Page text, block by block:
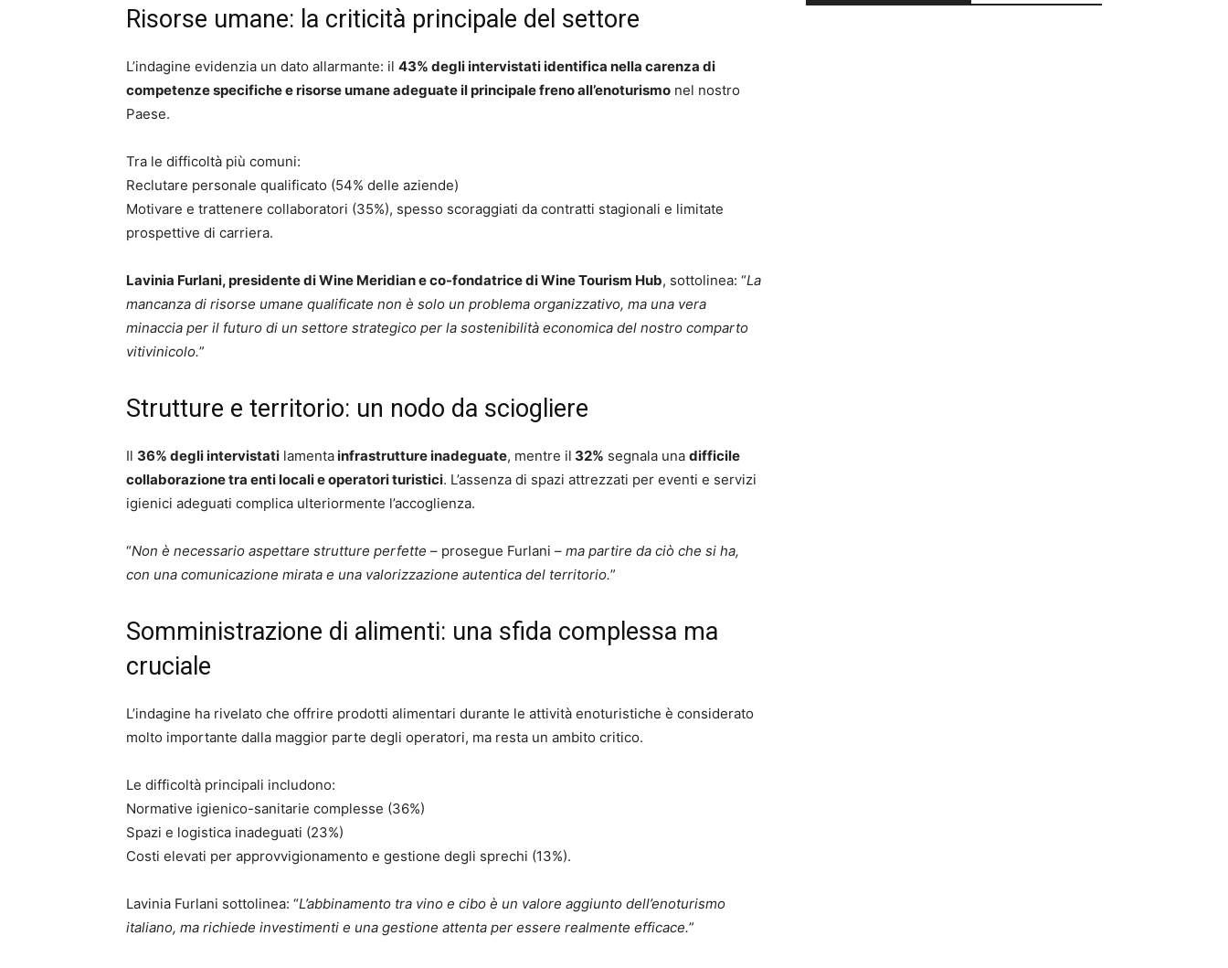
Risorse umane: la criticità principale del settore
L’indagine evidenzia un dato allarmante: il 43% degli intervistati identifica nella carenza di
competenze specifiche e risorse umane adeguate il principale freno all’enoturismo nel nostro
Paese.
Tra le difficoltà più comuni:
Reclutare personale qualificato (54% delle aziende)
Motivare e trattenere collaboratori (35%), spesso scoraggiati da contratti stagionali e limitate
prospettive di carriera.
Lavinia Furlani, presidente di Wine Meridian e co-fondatrice di Wine Tourism Hub, sottolinea: “La
mancanza di risorse umane qualificate non è solo un problema organizzativo, ma una vera
minaccia per il futuro di un settore strategico per la sostenibilità economica del nostro comparto
vitivinicolo.”
Strutture e territorio: un nodo da sciogliere
Il 36% degli intervistati lamentainfrastrutture inadeguate, mentre il 32% segnala una difficile
collaborazione tra enti locali e operatori turistici. L’assenza di spazi attrezzati per eventi e servizi
igienici adeguati complica ulteriormente l’accoglienza.
“Non è necessario aspettare strutture perfette – prosegue Furlani – ma partire da ciò che si ha,
con una comunicazione mirata e una valorizzazione autentica del territorio.”
Somministrazione di alimenti: una sfida complessa ma
cruciale
L’indagine ha rivelato che offrire prodotti alimentari durante le attività enoturistiche è considerato
molto importante dalla maggior parte degli operatori, ma resta un ambito critico.
Le difficoltà principali includono:
Normative igienico-sanitarie complesse (36%)
Spazi e logistica inadeguati (23%)
Costi elevati per approvvigionamento e gestione degli sprechi (13%).
Lavinia Furlani sottolinea: “L’abbinamento tra vino e cibo è un valore aggiunto dell’enoturismo
italiano, ma richiede investimenti e una gestione attenta per essere realmente efficace.”